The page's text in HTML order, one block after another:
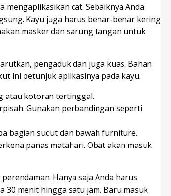
cat. Sebaiknya Anda
Kayu juga harus benar-benar kering
masker dan sarung tangan untuk
pengaduk dan juga kuas. Bahan
ini petunjuk aplikasinya pada kayu.
atau kotoran tertinggal.
Gunakan perbandingan seperti
bagian sudut dan bawah furniture.
panas matahari. Obat akan masuk
Hanya saja Anda harus
30 menit hingga satu jam. Baru masuk